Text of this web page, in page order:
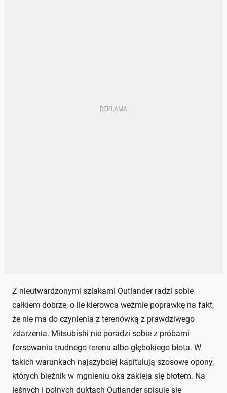
Z nieutwardzonymi szlakami Outlander radzi sobie
całkiem dobrze, o ile kierowca weźmie poprawkę na fakt,
że nie ma do czynienia z terenówką z prawdziwego
zdarzenia. Mitsubishi nie poradzi sobie z próbami
forsowania trudnego terenu albo głębokiego błota. W
takich warunkach najszybciej kapitulują szosowe opony,
których bieżnik w mgnieniu oka zakleja się błotem. Na
leśnych i polnych duktach Outlander spisuje się